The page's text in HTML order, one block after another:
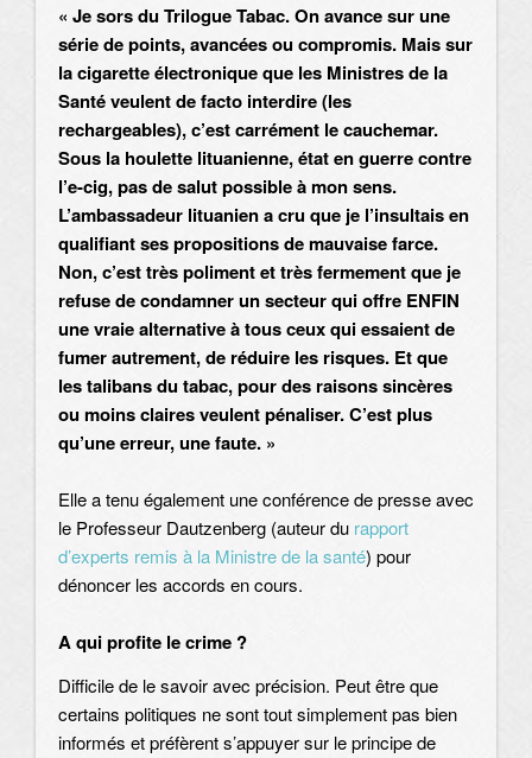
« Je sors du Trilogue Tabac. On avance sur une
série de points, avancées ou compromis. Mais sur
la cigarette électronique que les Ministres de la
Santé veulent de facto interdire (les
rechargeables), c’est carrément le cauchemar.
Sous la houlette lituanienne, état en guerre contre
l’e-cig, pas de salut possible à mon sens.
L’ambassadeur lituanien a cru que je l’insultais en
qualifiant ses propositions de mauvaise farce.
Non, c’est très poliment et très fermement que je
refuse de condamner un secteur qui offre ENFIN
une vraie alternative à tous ceux qui essaient de
fumer autrement, de réduire les risques. Et que
les talibans du tabac, pour des raisons sincères
ou moins claires veulent pénaliser. C’est plus
qu’une erreur, une faute. »
Elle a tenu également une conférence de presse avec
le Professeur Dautzenberg (auteur du rapport
d’experts remis à la Ministre de la santé) pour
dénoncer les accords en cours.
A qui profite le crime ?
Difficile de le savoir avec précision. Peut être que
certains politiques ne sont tout simplement pas bien
informés et préfèrent s’appuyer sur le principe de